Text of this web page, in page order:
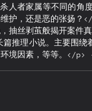
者家属等不同的角
护，还是恶的张扬
抽丝剥茧般揭开案
理小说。主要围绕
境因素，等等。</p>
，究竟是对善的维护
事结构极具特色，